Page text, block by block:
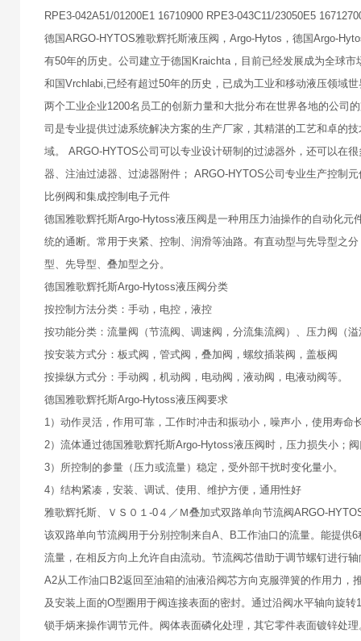
RPE3-042A51/01200E1 16710900 RPE3-043C11/23050E5
德国ARGO-HYTOS雅歌辉托斯液压阀，Argo-Hytos，德国Argo-
有50年的历史。公司建立于德国Kraichta，目前已经发展成为全球
和国Vrchlabi,已经有超过50年的历史，已成为工业和移动液压领域
两个工业企业1200名员工的创新力量和大批分布在世界各地的公司
司是专业提供过滤系统解决方案的生产厂家，其精湛的工艺和卓的
域。 ARGO-HYTOS公司可以专业设计研制的过滤器外，还可以在
器、注油过滤器、过滤器附件； ARGO-HYTOS公司专业生产控制
比例阀和集成控制电子元件
德国雅歌辉托斯Argo-Hytoss液压阀是一种用压力油操作的自动化
统的通断。常用于夹紧、控制、润滑等油路。有直动型与先导型之
型、先导型、叠加型之分。
德国雅歌辉托斯Argo-Hytoss液压阀分类
按控制方法分类：手动，电控，液控
按功能分类：流量阀（节流阀、调速阀，分流集流阀）、压力阀（
按安装方式分：板式阀，管式阀，叠加阀，螺纹插装阀，盖板阀
按操纵方式分：手动阀，机动阀，电动阀，液动阀，电液动阀等。
德国雅歌辉托斯Argo-Hytoss液压阀要求
1）动作灵活，作用可靠，工作时冲击和振动小，噪声小，使用寿命
2）流体通过德国雅歌辉托斯Argo-Hytoss液压阀时，压力损失小；
3）所控制的参量（压力或流量）稳定，受外部干扰时变化量小。
4）结构紧凑，安装、调试、使用、维护方便，通用性好
雅歌辉托斯、ＶＳ０１-0４／Ｍ叠加式双路单向节流阀ARGO-
该双路单向节流阀用于分别控制来自A、B工作油口的流量。能提
流量，在相反方向上允许自由流动。节流阀芯借助于调节螺钉进行
A2从工作油口B2返回至油箱的油液沿阀芯方向克服弹簧的作用力
及安装上面的O型圈用于阀连接表面的密封。通过沿阀水平轴向旋
锁手炳来操作调节元件。阀体表面磷化处理，其它零件表面镀锌处理